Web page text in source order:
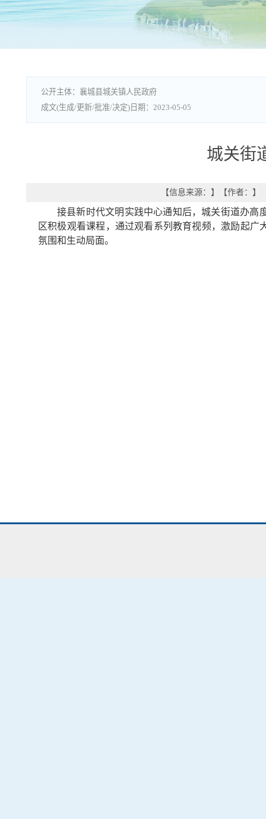
襄城县城关镇人民政府
2023-05-05
城关街
【信息来源： 】 【作者： 】
接县新时代文明实践中心通知后，城关街道办高
区积极观看课程，通过观看系列教育视频，激励起
氛围和生动局面。